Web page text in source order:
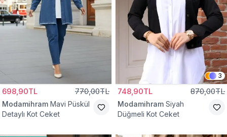
698,90TL 770,00TL
Modamihram Mavi Püskül
Detaylı Kot Ceket
3
748,90TL 870,00TL
Modamihram Siyah
Düğmeli Kot Ceket